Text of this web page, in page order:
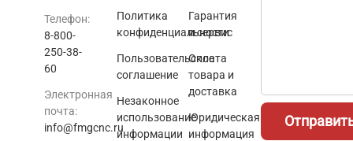
Телефон:
8-800-
250-38-
60
Электронная
почта:
info@fmgcnc.ru
Политика
конфиденциальности
Пользовательское
соглашение
Незаконное
использование
информации
Гарантия
и сервис
Оплата
товара и
доставка
Юридическая
информация